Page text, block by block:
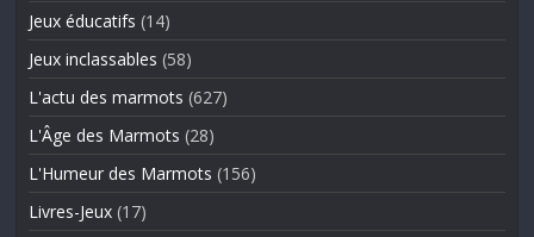
Jeux éducatifs (14)
Jeux inclassables (58)
L'actu des marmots (627)
L'Âge des Marmots (28)
L'Humeur des Marmots (156)
Livres-Jeux (17)